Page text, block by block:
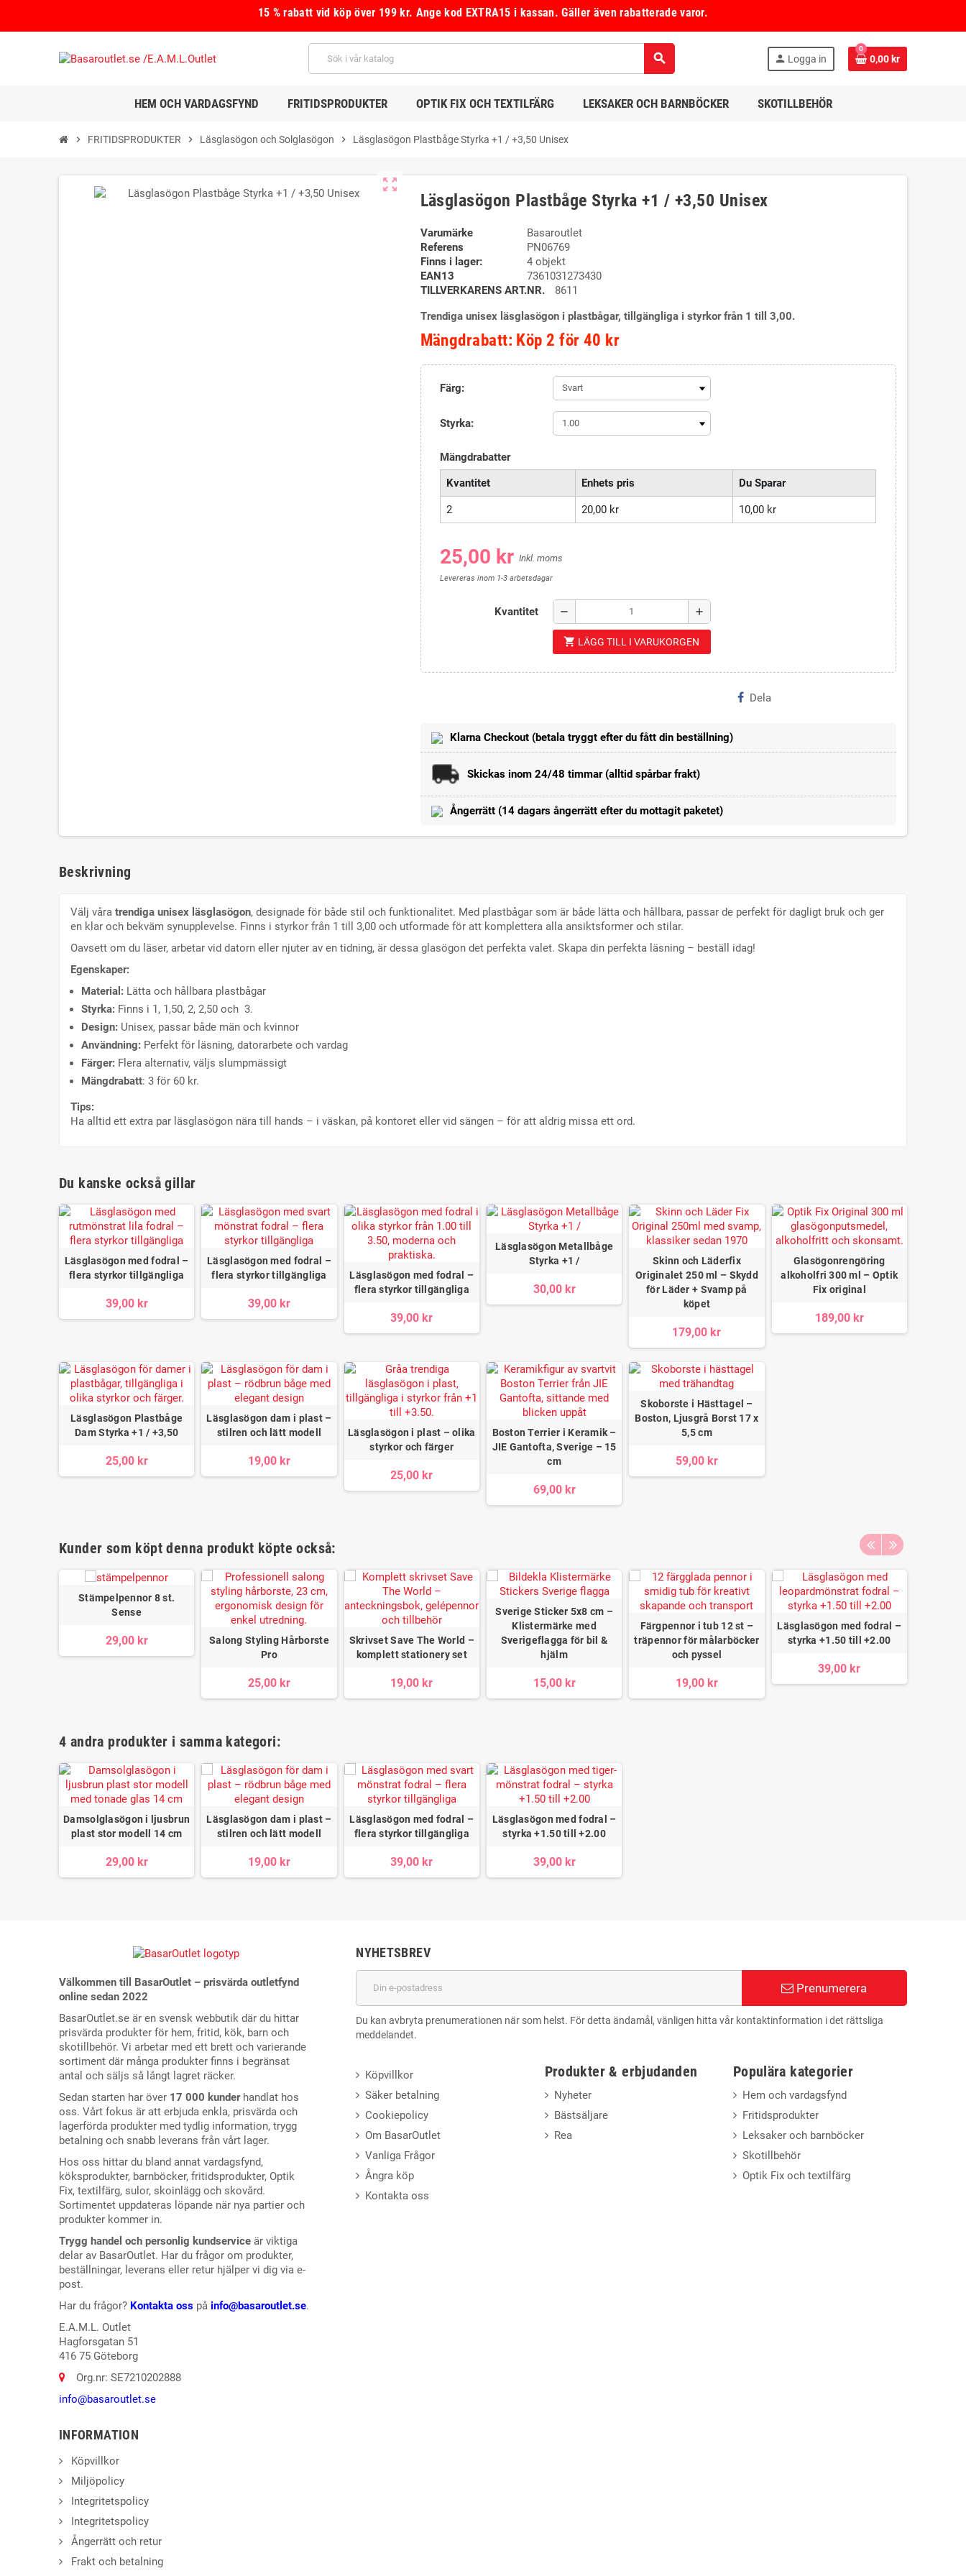
15 % rabatt vid köp över 199 kr. Ange kod EXTRA15 i kassan.Gäller även rabatterade varor.
search person Logga in
0
0,00 kr
HEM OCH VARDAGSFYND FRITIDSPRODUKTER OPTIK FIX OCH TEXTILFÄRG LEKSAKER OCH BARNBÖCKER SKOTILLBEHÖR
chevron_right FRITIDSPRODUKTER chevron_right Läsglasögon och Solglasögon chevron_right Läsglasögon Plastbåge Styrka +1 / +3,50 Unisex
zoom_out_map
Läsglasögon Plastbåge Styrka +1 / +3,50 Unisex
Varumärke
Basaroutlet
Referens
PN06769
Finns i lager:
4 objekt
EAN13
7361031273430
TILLVERKARENS ART.NR.
8611
Trendiga unisex läsglasögon i plastbågar, tillgängliga i styrkor från 1 till 3,00.
Mängdrabatt: Köp 2 för 40 kr
Färg:
Styrka:
Mängdrabatter
Kvantitet
Enhets pris Du Sparar
2 20,00 kr 10,00 kr
25,00 kr Inkl. moms
Levereras inom 1-3 arbetsdagar
Kvantitet remove add
shopping_cart LÄGG TILL I VARUKORGEN
Dela
Klarna Checkout (betala tryggt efter du fått din beställning)
Skickas inom 24/48 timmar (alltid spårbar frakt)
Ångerrätt (14 dagars ångerrätt efter du mottagit paketet)
Beskrivning
Välj våra trendiga unisex läsglasögon, designade för både stil och funktionalitet. Med plastbågar som är både lätta och hållbara, passar de perfekt för dagligt bruk och ger
en klar och bekväm synupplevelse. Finns i styrkor från 1 till 3,00 och utformade för att komplettera alla ansiktsformer och stilar.
Oavsett om du läser, arbetar vid datorn eller njuter av en tidning, är dessa glasögon det perfekta valet. Skapa din perfekta läsning – beställ idag!
Egenskaper:
Material: Lätta och hållbara plastbågar
Styrka: Finns i 1, 1,50, 2, 2,50 och 3.
Design: Unisex, passar både män och kvinnor
Användning: Perfekt för läsning, datorarbete och vardag
Färger: Flera alternativ, väljs slumpmässigt
Mängdrabatt: 3 för 60 kr.
Tips:
Ha alltid ett extra par läsglasögon nära till hands – i väskan, på kontoret eller vid sängen – för att aldrig missa ett ord.
Du kanske också gillar
Läsglasögon med fodral –
flera styrkor tillgängliga
39,00 kr
Läsglasögon med fodral –
flera styrkor tillgängliga
39,00 kr
Läsglasögon med fodral –
flera styrkor tillgängliga
39,00 kr
Läsglasögon Metallbåge
Styrka +1 /
30,00 kr
Skinn och Läderfix
Originalet 250 ml – Skydd
för Läder + Svamp på
köpet
179,00 kr
Glasögonrengöring
alkoholfri 300 ml – Optik
Fix original
189,00 kr
Läsglasögon Plastbåge
Dam Styrka +1 / +3,50
25,00 kr
Läsglasögon dam i plast –
stilren och lätt modell
19,00 kr
Läsglasögon i plast – olika
styrkor och färger
25,00 kr
Boston Terrier i Keramik –
JIE Gantofta, Sverige – 15
cm
69,00 kr
Skoborste i Hästtagel –
Boston, Ljusgrå Borst 17 x
5,5 cm
59,00 kr
Kunder som köpt denna produkt köpte också:
Stämpelpennor 8 st.
Sense
29,00 kr
Salong Styling Hårborste
Pro
25,00 kr
Skrivset Save The World –
komplett stationery set
19,00 kr
Sverige Sticker 5x8 cm –
Klistermärke med
Sverigeflagga för bil &
hjälm
15,00 kr
Färgpennor i tub 12 st –
träpennor för målarböcker
och pyssel
19,00 kr
Läsglasögon med fodral –
styrka +1.50 till +2.00
39,00 kr
4 andra produkter i samma kategori:
Damsolglasögon i ljusbrun
plast stor modell 14 cm
29,00 kr
Läsglasögon dam i plast –
stilren och lätt modell
19,00 kr
Läsglasögon med fodral –
flera styrkor tillgängliga
39,00 kr
Läsglasögon med fodral –
styrka +1.50 till +2.00
39,00 kr
Välkommen till BasarOutlet – prisvärda outletfynd
online sedan 2022
BasarOutlet.se är en svensk webbutik där du hittar
prisvärda produkter för hem, fritid, kök, barn och
skotillbehör. Vi arbetar med ett brett och varierande
sortiment där många produkter finns i begränsat
antal och säljs så långt lagret räcker.
Sedan starten har över 17 000 kunderhandlat hos
oss. Vårt fokus är att erbjuda enkla, prisvärda och
lagerförda produkter med tydlig information, trygg
betalning och snabb leverans från vårt lager.
Hos oss hittar du bland annat vardagsfynd,
köksprodukter, barnböcker, fritidsprodukter, Optik
Fix, textilfärg, sulor, skoinlägg och skovård.
Sortimentet uppdateras löpande när nya partier och
produkter kommer in.
Trygg handel och personlig kundservice är viktiga
delar av BasarOutlet. Har du frågor om produkter,
beställningar, leverans eller retur hjälper vi dig via e-
post.
Har du frågor? Kontakta oss på info@basaroutlet.se.
E.A.M.L. Outlet
Hagforsgatan 51
416 75 Göteborg
Org.nr: SE7210202888
info@basaroutlet.se
NYHETSBREV
Prenumerera
Du kan avbryta prenumerationen när som helst. För detta ändamål, vänligen hitta vår kontaktinformation i det rättsliga
meddelandet.
Köpvillkor
Säker betalning
Cookiepolicy
Om BasarOutlet
Vanliga Frågor
Ångra köp
Kontakta oss
Produkter & erbjudanden
Nyheter
Bästsäljare
Rea
Populära kategorier
Hem och vardagsfynd
Fritidsprodukter
Leksaker och barnböcker
Skotillbehör
Optik Fix och textilfärg
INFORMATION
Köpvillkor
Miljöpolicy
Integritetspolicy
Integritetspolicy
Ångerrätt och retur
Frakt och betalning